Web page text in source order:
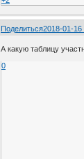
Поделиться2018-01-16
А какую таблицу
0